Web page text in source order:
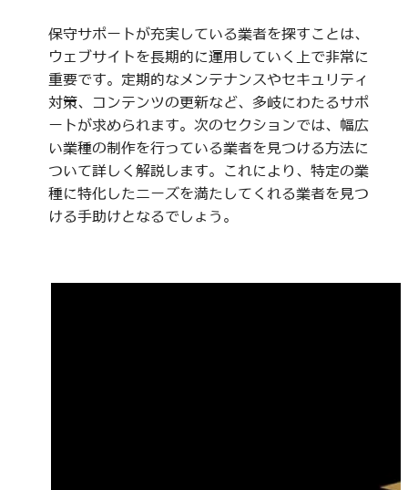
保守サポートが充実している業者を探すことは、
ウェブサイトを長期的に運用していく上で非常に
重要です。定期的なメンテナンスやセキュリティ
対策、コンテンツの更新など、多岐にわたるサポ
ートが求められます。次のセクションでは、幅広
い業種の制作を行っている業者を見つける方法に
ついて詳しく解説します。これにより、特定の業
種に特化したニーズを満たしてくれる業者を見つ
ける手助けとなるでしょう。